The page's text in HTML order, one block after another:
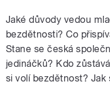
Jaké důvody vedou
bezdětnosti? Co
Stane se česká
jedináčků? Kdo
si volí bezdětnost? Jak